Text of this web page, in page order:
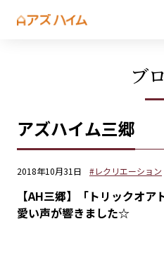
ブ
アズハイム三郷
2018年10月31日 #レクリエーション
【AH三郷】「トリックオ
愛い声が響きました☆